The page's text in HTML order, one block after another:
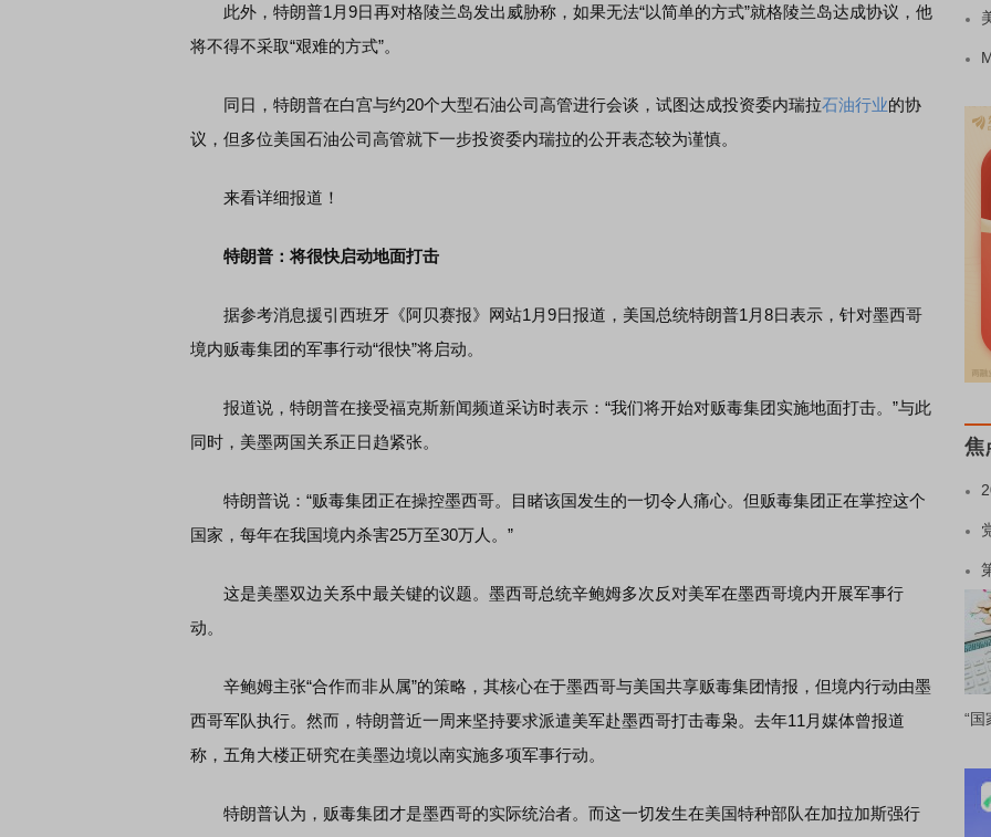
此外，特朗普1月9日再对格陵兰岛发出威胁称，如果无法“以简单的方式”就格陵兰岛达成协议，他
将不得不采取“艰难的方式”。
同日，特朗普在白宫与约20个大型石油公司高管进行会谈，试图达成投资委内瑞拉石油行业的协
议，但多位美国石油公司高管就下一步投资委内瑞拉的公开表态较为谨慎。
来看详细报道！
特朗普：将很快启动地面打击
据参考消息援引西班牙《阿贝赛报》网站1月9日报道，美国总统特朗普1月8日表示，针对墨西哥
境内贩毒集团的军事行动“很快”将启动。
报道说，特朗普在接受福克斯新闻频道采访时表示：“我们将开始对贩毒集团实施地面打击。”与此
同时，美墨两国关系正日趋紧张。
特朗普说：“贩毒集团正在操控墨西哥。目睹该国发生的一切令人痛心。但贩毒集团正在掌控这个
国家，每年在我国境内杀害25万至30万人。”
这是美墨双边关系中最关键的议题。墨西哥总统辛鲍姆多次反对美军在墨西哥境内开展军事行
动。
辛鲍姆主张“合作而非从属”的策略，其核心在于墨西哥与美国共享贩毒集团情报，但境内行动由墨
西哥军队执行。然而，特朗普近一周来坚持要求派遣美军赴墨西哥打击毒枭。去年11月媒体曾报道
称，五角大楼正研究在美墨边境以南实施多项军事行动。
特朗普认为，贩毒集团才是墨西哥的实际统治者。而这一切发生在美国特种部队在加拉加斯强行
焦
“国